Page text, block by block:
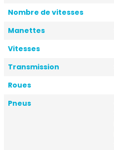
Nombre de vitesses
Manettes
Vitesses
Transmission
Roues
Pneus